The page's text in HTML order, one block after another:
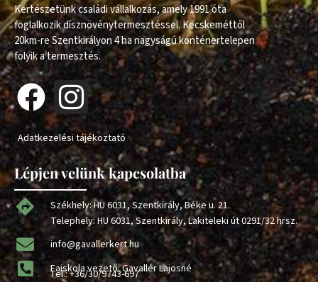
Kertészetünk családi vállalkozás, amely 1991 óta
foglalkozik dísznövénytermesztéssel. Kecskeméttől
20km-re Szentkirályon 4 ha nagyságú konténertelepen
folyik a termesztés.
Adatkezelési tájékoztató
Lépjen velünk kapcsolatba
Székhely: HU 6031, Szentkirály, Béke u. 21.
Telephely: HU 6031, Szentkirály, Lakiteleki út 0291/32 hrsz.
info@gavallerkert.hu
Faiskola vezető: Gavallér Lajosné
Tel.:+36/30/9743-697